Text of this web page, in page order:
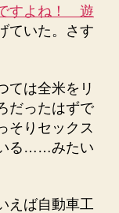
すよね！ 遊
ていた。さす
ては全米をリ
だったはずで
そりセックス
る……みたい
えば自動車工